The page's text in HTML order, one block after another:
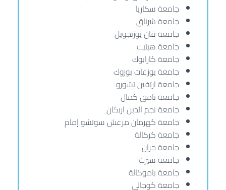
جامعة سكاريا
جامعة شرناق
جامعة فان يوزنجويل
جامعة هيتيت
جامعة كارابوك
جامعة يوزغات بوزوك
جامعة ارتفين تشورو
جامعة نامق كمال
جامعة نجم الدين اربكان
جامعة كهرمان مرعش سوتشو إمام
جامعة كركالة
جامعة حران
جامعة سيرت
جامعة باموكالة
جامعة كوجالي